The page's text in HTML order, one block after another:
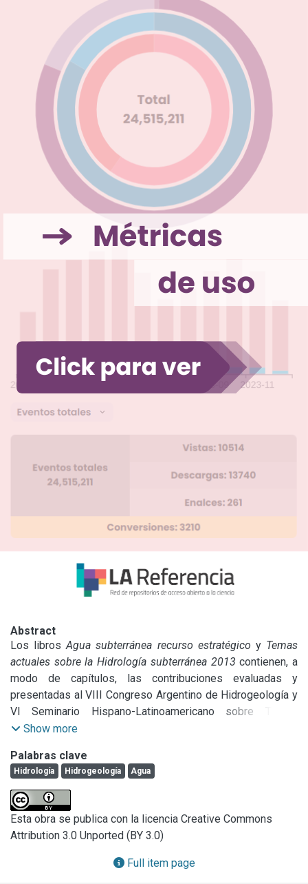
Abstract
Los libros Agua subterránea recurso estratégico y Temas
actuales sobre la Hidrología subterránea 2013 contienen, a
modo de capítulos, las contribuciones evaluadas y
presentadas al VIII Congreso Argentino de Hidrogeología y
VI Seminario Hispano-Latinoamericano sobre Temas
actuales de la Hidrología Subterránea, llevado a cabo en la
2013, organizado por el Grupo Argentino de la Asociación
Internacional de Hidrogeólogos (AIH-GA) y la Universidad
Nacional de La Plata.
Show more
Palabras clave
Hidrología Hidrogeología Agua
Esta obra se publica con la licencia Creative Commons
Attribution 3.0 Unported (BY 3.0)
Full item page